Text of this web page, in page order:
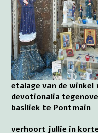
etalage van de winkel
devotionalia
basiliek te Pontmain
verhoort jullie in